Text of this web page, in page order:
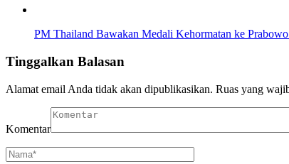
PM Thailand Bawakan Medali Kehormatan ke
Tinggalkan Balasan
Alamat email Anda tidak akan dipublikasikan. Ruas yang
Komentar